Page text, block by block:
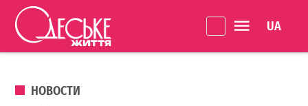
Перейти к содержанию
життя
ОПУБЛИКОВАНО В
НОВОСТИ